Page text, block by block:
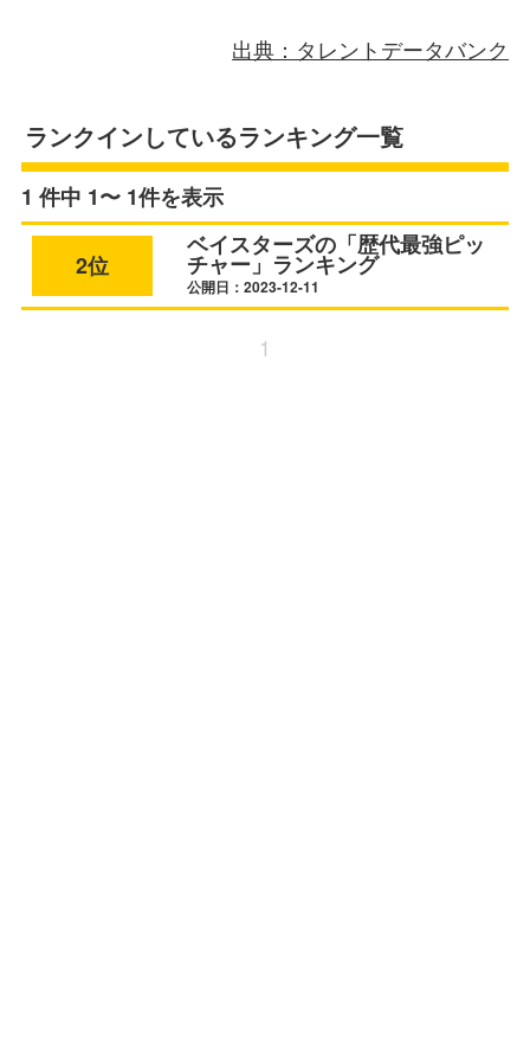
出典：タレントデータバンク
ランクインしているランキング一覧
1 件中 1〜 1件を表示
2位
ベイスターズの「歴代最強ピッ
チャー」ランキング
公開日：2023-12-11
1